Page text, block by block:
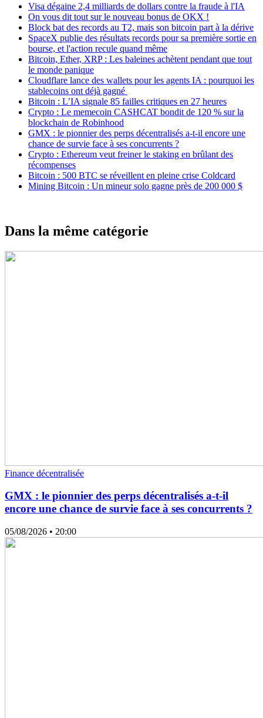
Visa dégaine 2,4 milliards de dollars contre la fraude à l'IA
On vous dit tout sur le nouveau bonus de OKX !
Block bat des records au T2, mais son bitcoin part à la dérive
SpaceX publie des résultats records pour sa première sortie en
bourse, et l'action recule quand même
Bitcoin, Ether, XRP : Les baleines achètent pendant que tout
le monde panique
Cloudflare lance des wallets pour les agents IA : pourquoi les
stablecoins ont déjà gagné
Bitcoin : L’IA signale 85 failles critiques en 27 heures
Crypto : Le memecoin CASHCAT bondit de 120 % sur la
blockchain de Robinhood
GMX : le pionnier des perps décentralisés a-t-il encore une
chance de survie face à ses concurrents ?
Crypto : Ethereum veut freiner le staking en brûlant des
récompenses
Bitcoin : 500 BTC se réveillent en pleine crise Coldcard
Mining Bitcoin : Un mineur solo gagne près de 200 000 $
Dans la même catégorie
Finance décentralisée
GMX : le pionnier des perps décentralisés a-t-il
encore une chance de survie face à ses concurrents ?
05/08/2026 • 20:00